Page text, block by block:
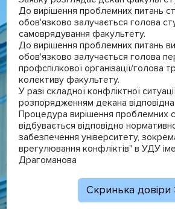
До вирішення проблемних питань
обов'язково залучається голова
самоврядування факультету.
До вирішення проблемних питань
обов'язково залучається голова
профспілкової організації/голова
колективу факультету.
У разі складної конфліктної
розпорядженням декана відповідна
Процедура вирішення проблемних
відбувається відповідно
забезпечення університету,
врегулювання конфліктів" в УДУ
Драгоманова
Скринька довіри